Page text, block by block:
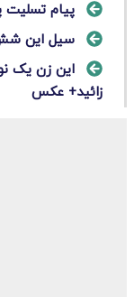
پیام تسلیت
سیل این شش
این زن یک
زائید+ عکس